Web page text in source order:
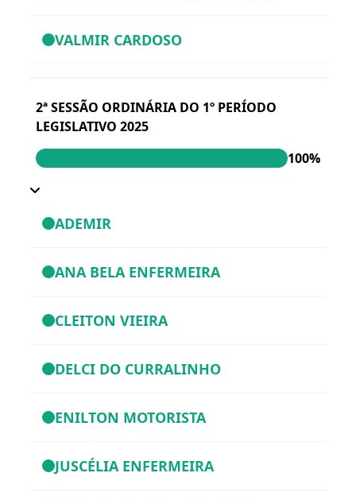
VALMIR CARDOSO
2ª SESSÃO ORDINÁRIA DO 1º PERÍODO
LEGISLATIVO 2025
100%
ADEMIR
ANA BELA ENFERMEIRA
CLEITON VIEIRA
DELCI DO CURRALINHO
ENILTON MOTORISTA
JUSCÉLIA ENFERMEIRA